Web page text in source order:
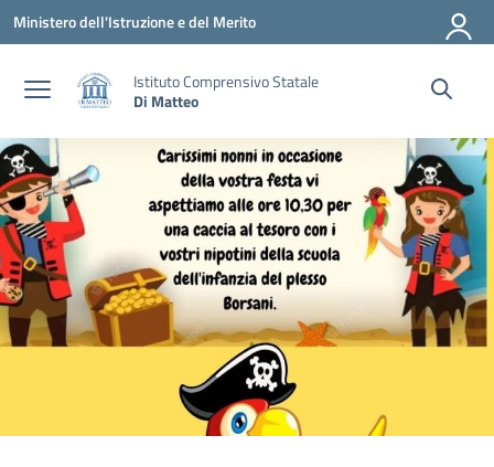
Vai ai contenuti
Vai al menu di navigazione
Vai al footer
Ministero dell'Istruzione e del Merito
Istituto Comprensivo Statale
Di Matteo